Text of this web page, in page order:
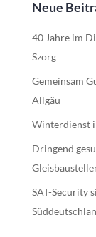
Neue
40 Jahre im
Szorg
Gemeinsam
Allgäu
Winterdienst
Dringend
SAT-Security